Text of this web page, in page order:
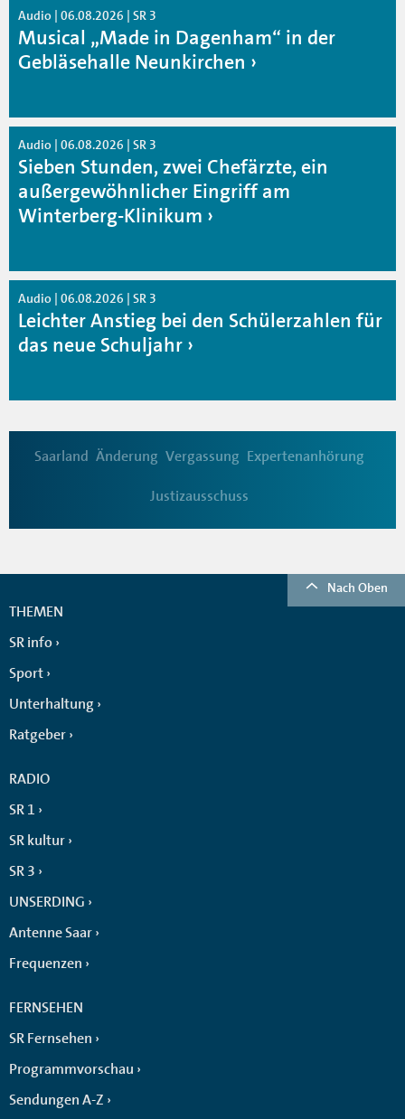
Audio | 06.08.2026 | SR 3
Musical „Made in Dagenham“ in der
Gebläsehalle Neunkirchen
Audio | 06.08.2026 | SR 3
Sieben Stunden, zwei Chefärzte, ein
außergewöhnlicher Eingriff am
Winterberg-Klinikum
Audio | 06.08.2026 | SR 3
Leichter Anstieg bei den Schülerzahlen für
das neue Schuljahr
Saarland Änderung Vergassung Expertenanhörung
Justizausschuss
Nach Oben
THEMEN
SR info
Sport
Unterhaltung
Ratgeber
RADIO
SR 1
SR kultur
SR 3
UNSERDING
Antenne Saar
Frequenzen
FERNSEHEN
SR Fernsehen
Programmvorschau
Sendungen A-Z